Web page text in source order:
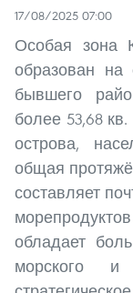
17/08/2025 07:00
Особая зона
образован на
бывшего
более 53,68
острова,
общая
составляет
обладает
морского и